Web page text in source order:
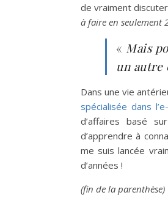
de vraiment
à faire en seulement
« Mais
un autre
Dans une vie
spécialisée dans
d’affaires basé
d’apprendre à
me suis lancée
d’années !
(fin de la parenthèse)